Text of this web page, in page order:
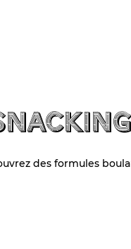
des formules